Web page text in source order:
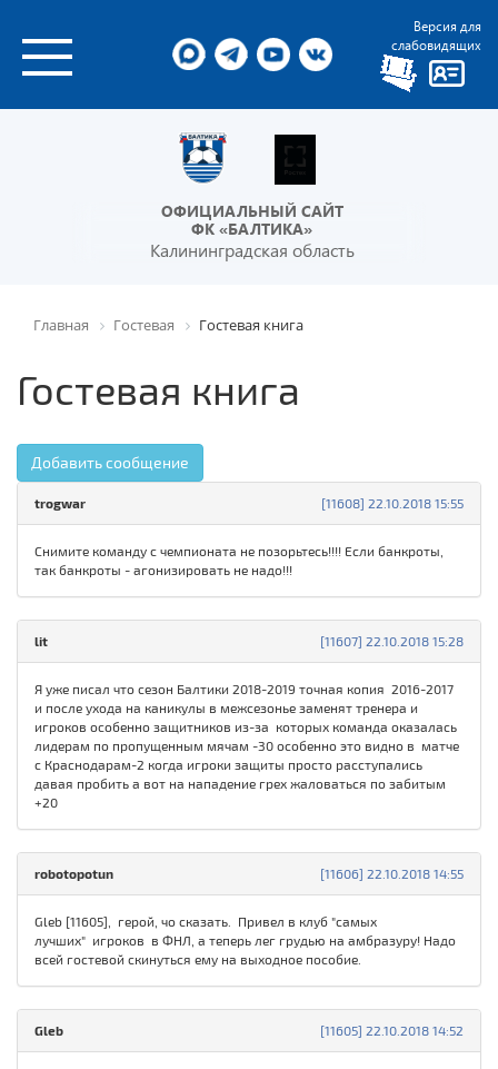
Версия для
слабовидящих
ОФИЦИАЛЬНЫЙ САЙТ
ФК «БАЛТИКА»
Калининградская область
Главная Гостевая Гостевая книга
Гостевая книга
Добавить сообщение
[11608] 22.10.2018 15:55
trogwar
Снимите команду с чемпионата не позорьтесь!!!! Если банкроты,
так банкроты - агонизировать не надо!!!
[11607] 22.10.2018 15:28
lit
Я уже писал что сезон Балтики 2018-2019 точная копия 2016-2017
и после ухода на каникулы в межсезонье заменят тренера и
игроков особенно защитников из-за которых команда оказалась
лидерам по пропущенным мячам -30 особенно это видно в матче
с Краснодарам-2 когда игроки защиты просто расступались
давая пробить а вот на нападение грех жаловаться по забитым
+20
[11606] 22.10.2018 14:55
robotopotun
Gleb [11605], герой, чо сказать. Привел в клуб "самых
лучших" игроков в ФНЛ, а теперь лег грудью на амбразуру! Надо
всей гостевой скинуться ему на выходное пособие.
[11605] 22.10.2018 14:52
Gleb